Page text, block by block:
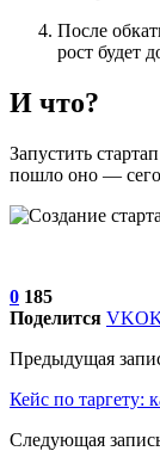
После
рост будет
И что?
Запустить
пошло оно —
0 185
Поделится VK
Предыдущая
Кейс по таргету:
Следующая